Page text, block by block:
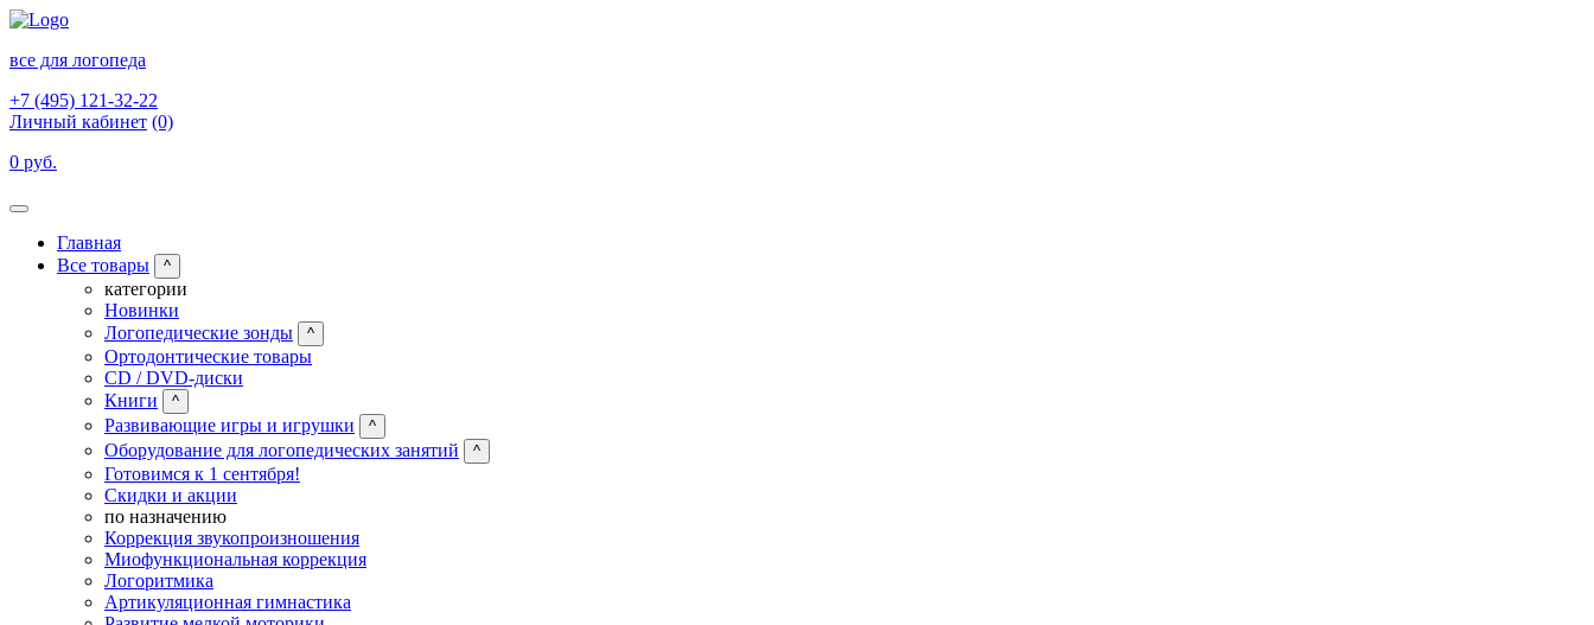
все для логопеда
+7 (495) 121-32-22
Личный кабинет (0)
0 руб.
Главная
Все товары
^
категории
Новинки
Логопедические зонды
^
Ортодонтические товары
CD / DVD-диски
Книги
^
Развивающие игры и игрушки ^
Оборудование для логопедических занятий ^
Готовимся к 1 сентября!
Скидки и акции
по назначению
Коррекция звукопроизношения
Миофункциональная коррекция
Логоритмика
Артикуляционная гимнастика